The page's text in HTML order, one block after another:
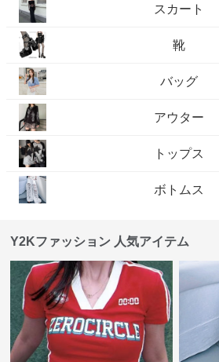
スカート
靴
バッグ
アウター
トップス
ボトムス
Y2Kファッション 人気アイテム